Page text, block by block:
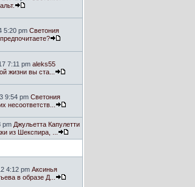
5:20 pm Светония
7:11 pm aleks55
жизни вы ста...
9:54 pm Светония
несоответств...
pm Джульетта Капулетти
из Шекспира, ...
4:12 pm Аксинья
в образе Д...